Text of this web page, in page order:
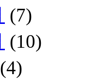
(7)
(10)
(4)